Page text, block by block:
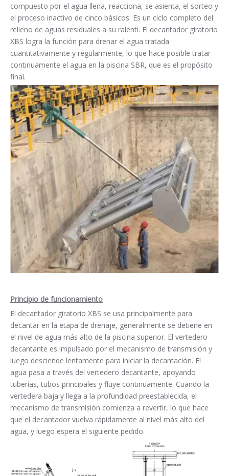
compuesto por el agua llena, reacciona, se asienta, el sorteo y
el proceso inactivo de cinco básicos. Es un ciclo completo del
relleno de aguas residuales a su ralentí. El decantador giratorio
XBS logra la función para drenar el agua tratada
cuantitativamente y regularmente, lo que hace posible tratar
continuamente el agua en la piscina SBR, que es el propósito
final.
Principio de funcionamiento
El decantador giratorio XBS se usa principalmente para
decantar en la etapa de drenaje, generalmente se detiene en
el nivel de agua más alto de la piscina superior. El vertedero
decantante es impulsado por el mecanismo de transmisión y
luego desciende lentamente para iniciar la decantación. El
agua pasa a través del vertedero decantante, apoyando
tuberías, tubos principales y fluye continuamente. Cuando la
vertedera baja y llega a la profundidad preestablecida, el
mecanismo de transmisión comienza a revertir, lo que hace
que el decantador vuelva rápidamente al nivel más alto del
agua, y luego espera el siguiente pedido.